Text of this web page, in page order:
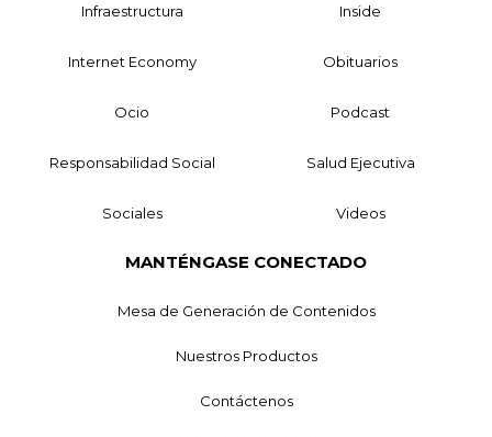
Infraestructura Inside
Internet Economy Obituarios
Ocio Podcast
Responsabilidad Social Salud Ejecutiva
Sociales Videos
MANTÉNGASE CONECTADO
Mesa de Generación de Contenidos
Nuestros Productos
Contáctenos